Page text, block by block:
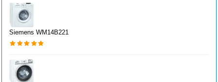
Siemens WM14B221